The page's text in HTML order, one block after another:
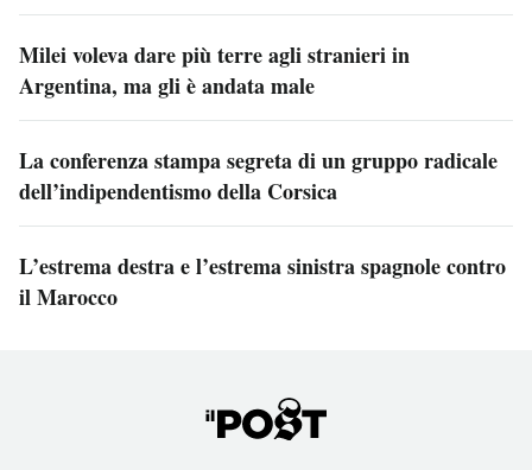
Milei voleva dare più terre agli stranieri in
Argentina, ma gli è andata male
La conferenza stampa segreta di un gruppo radicale
dell’indipendentismo della Corsica
L’estrema destra e l’estrema sinistra spagnole contro
il Marocco